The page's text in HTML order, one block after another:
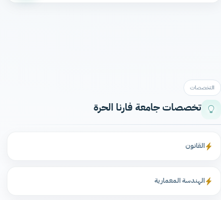
التخصصات
تخصصات جامعة فارنا الحرة
القانون
الهندسة المعمارية